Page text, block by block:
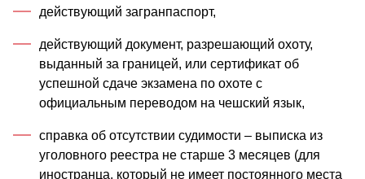
действующий загранпаспорт,
действующий документ, разрешающий охоту,
выданный за границей, или сертификат об
успешной сдаче экзамена по охоте с
официальным переводом на чешский язык,
справка об отсутствии судимости – выписка из
уголовного реестра не старше 3 месяцев (для
иностранца, который не имеет постоянного места